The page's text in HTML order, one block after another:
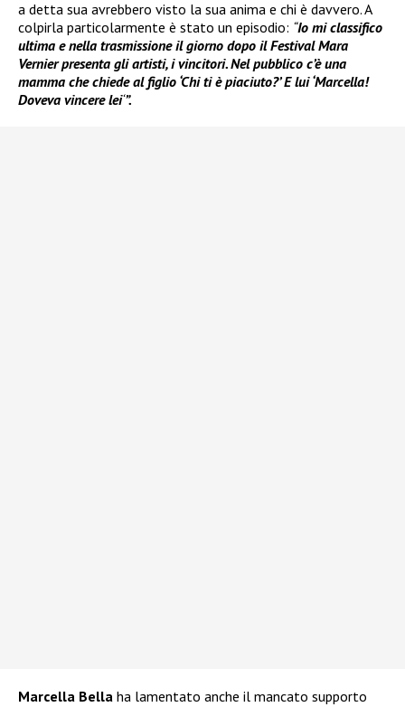
a detta sua avrebbero visto la sua anima e chi è davvero. A
colpirla particolarmente è stato un episodio: “Io mi classifico
ultima e nella trasmissione il giorno dopo il Festival Mara
Vernier presenta gli artisti, i vincitori. Nel pubblico c’è una
mamma che chiede al figlio ‘Chi ti è piaciuto?’ E lui ‘Marcella!
Doveva vincere lei‘”.
Marcella Bella ha lamentato anche il mancato supporto